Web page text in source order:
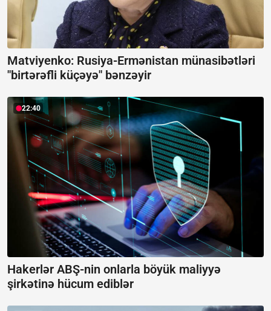
Matviyenko: Rusiya-Ermənistan münasibətləri
"birtərəfli küçəyə" bənzəyir
22:40
Hakerlər ABŞ-nin onlarla böyük maliyyə
şirkətinə hücum ediblər